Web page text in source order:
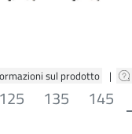
sul prodotto |
125 135 145